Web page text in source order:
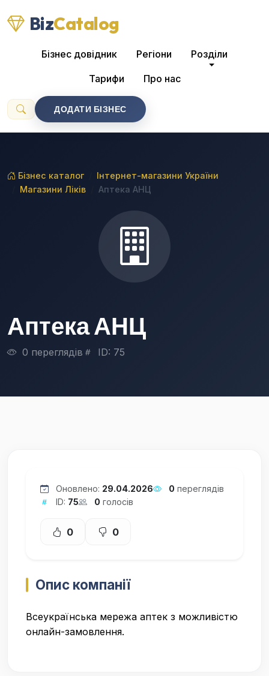
BizCatalog
Бізнес довідник Регіони Розділи
Тарифи Про нас
ДОДАТИ БІЗНЕС
Бізнес каталог
Інтернет-магазини України
Магазини Ліків
Аптека АНЦ
Аптека АНЦ
0 переглядів ID: 75
Оновлено: 29.04.2026 0 переглядів
ID: 75 0 голосів
0 0
Опис компанії
Всеукраїнська мережа аптек з можливістю
онлайн-замовлення.